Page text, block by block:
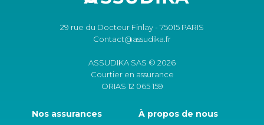
29 rue du Docteur Finlay - 75015 PARIS
Contact@assudika.fr
ASSUDIKA SAS © 2026
Courtier en assurance
ORIAS 12 065 159
Nos assurances À propos de nous